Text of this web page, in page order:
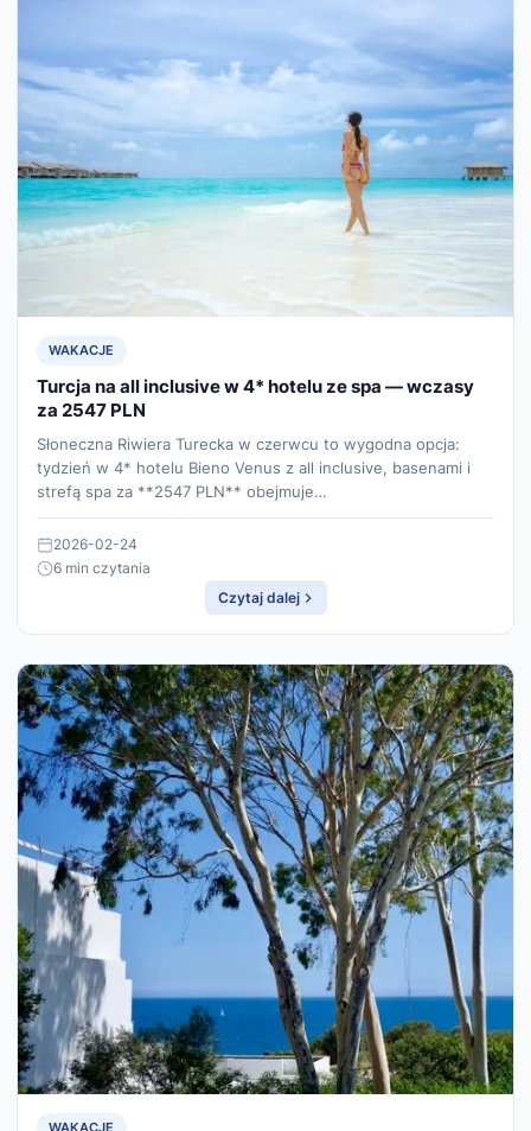
WAKACJE
Turcja na all inclusive w 4* hotelu ze spa — wczasy
za 2547 PLN
Słoneczna Riwiera Turecka w czerwcu to wygodna opcja:
tydzień w 4* hotelu Bieno Venus z all inclusive, basenami i
strefą spa za **2547 PLN** obejmuje…
2026-02-24
6 min czytania
Czytaj dalej
WAKACJE